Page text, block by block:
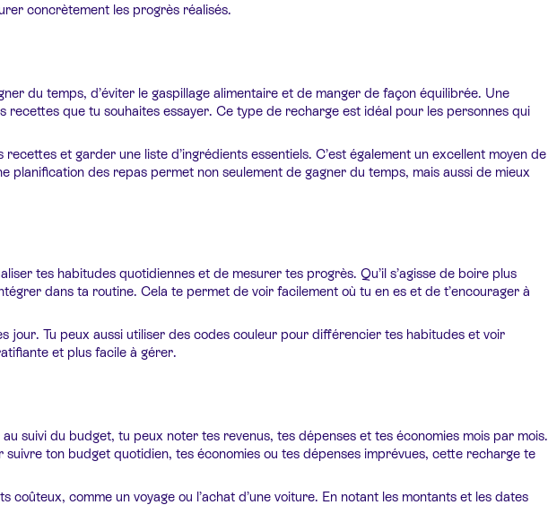
concrètement les progrès réalisés.
du temps, d’éviter le gaspillage alimentaire et de manger de façon équilibrée. Une
que tu souhaites essayer. Ce type de recharge est idéal pour les personnes qui
et garder une liste d’ingrédients essentiels. C’est également un excellent moyen de
des repas permet non seulement de gagner du temps, mais aussi de mieux
tes habitudes quotidiennes et de mesurer tes progrès. Qu’il s’agisse de boire plus
dans ta routine. Cela te permet de voir facilement où tu en es et de t’encourager à
Tu peux aussi utiliser des codes couleur pour différencier tes habitudes et voir
et plus facile à gérer.
suivi du budget, tu peux noter tes revenus, tes dépenses et tes économies mois par mois.
ton budget quotidien, tes économies ou tes dépenses imprévues, cette recharge te
comme un voyage ou l’achat d’une voiture. En notant les montants et les dates